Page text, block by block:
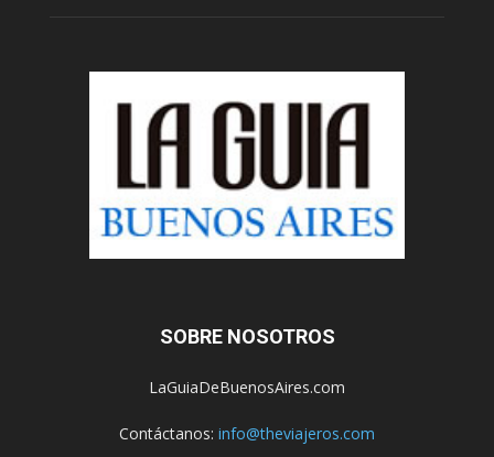
SOBRE NOSOTROS
LaGuiaDeBuenosAires.com
Contáctanos: info@theviajeros.com